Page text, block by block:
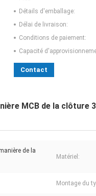
Détails d'emballage:
Délai de livraison:
Conditions de paiement:
Capacité
Contact
MCB de la clôture
de la
Matériel:
Montage du